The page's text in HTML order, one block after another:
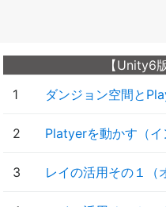
【Unity6
1
ダンジョン空間と
2 Platyerを動かす（イ
3 レイの活用その１（